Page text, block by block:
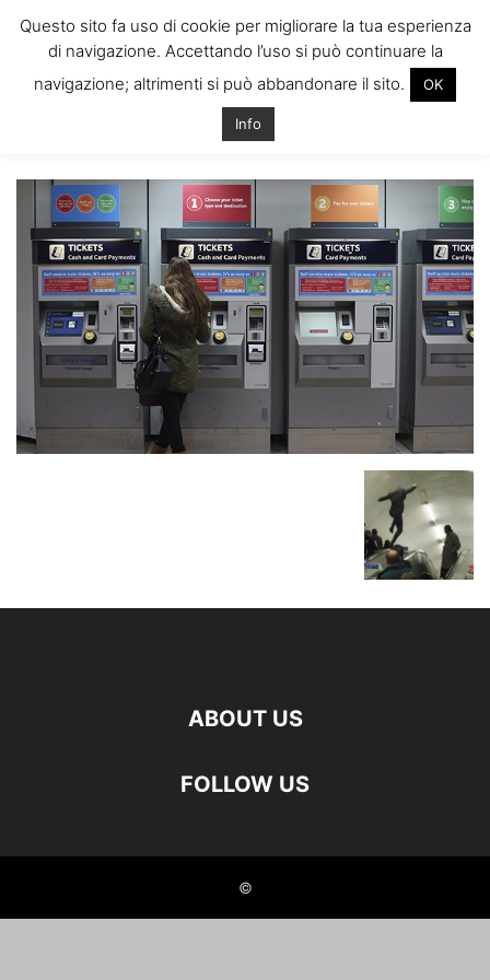
ITALIANI A
LONDRA
Il blog degli Italiani nella rebel city
Home Le 10 cose da NON fare a Londra
station-tickets-machines-
station-tickets-machines-010
ABOUT US
FOLLOW US
©
Questo sito fa uso di cookie per migliorare la tua esperienza
di navigazione. Accettando l’uso si può continuare la
navigazione; altrimenti si può abbandonare il sito.
OK
Info